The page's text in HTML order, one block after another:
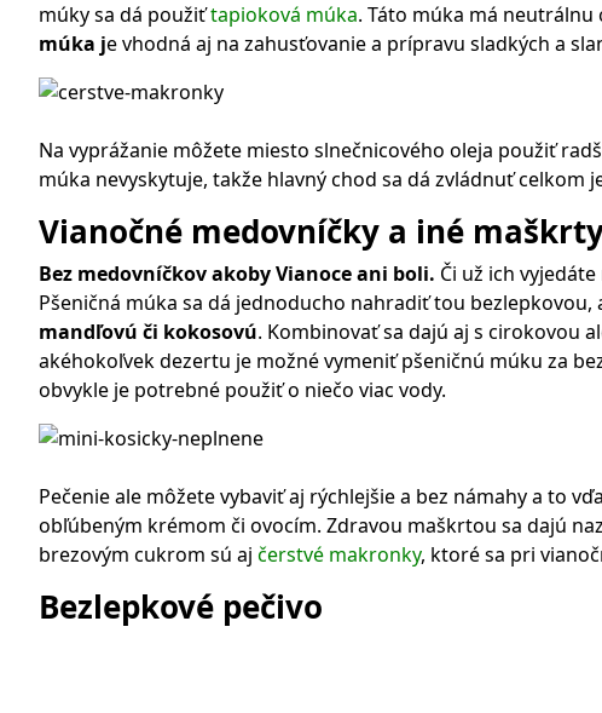
múky sa dá použiťtapioková múka. Táto múka má
múka je vhodná aj na zahusťovanie a prípravu sladkých a
Na vyprážanie môžete miesto slnečnicového oleja použiť
múka nevyskytuje, takže hlavný chod sa dá zvládnuť celkom
Vianočné medovníčky a iné
Bez medovníčkov akoby Vianoce ani boli. Či už ich
Pšeničná múka sa dá jednoducho nahradiť tou
mandľovú či kokosovú. Kombinovať sa dajú aj s cirokovou
akéhokoľvek dezertu je možné vymeniť pšeničnú múku za
obvykle je potrebné použiť o niečo viac vody.
Pečenie ale môžete vybaviť aj rýchlejšie a bez námahy a to
obľúbeným krémom či ovocím. Zdravou maškrtou sa dajú
brezovým cukrom sú aj čerstvé makronky, ktoré sa pri
Bezlepkové pečivo